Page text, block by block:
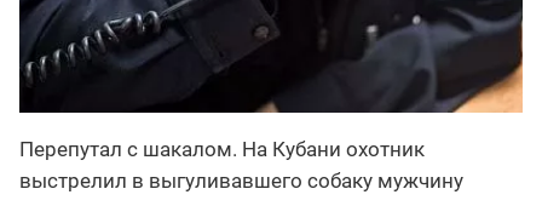
Перепутал с шакалом. На Кубани охотник
выстрелил в выгуливавшего собаку мужчину